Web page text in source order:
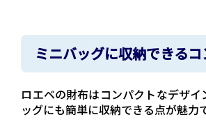
ミニバッグに収納できる
ロエベの財布はコンパクトなデザ
ッグにも簡単に収納できる点が魅力